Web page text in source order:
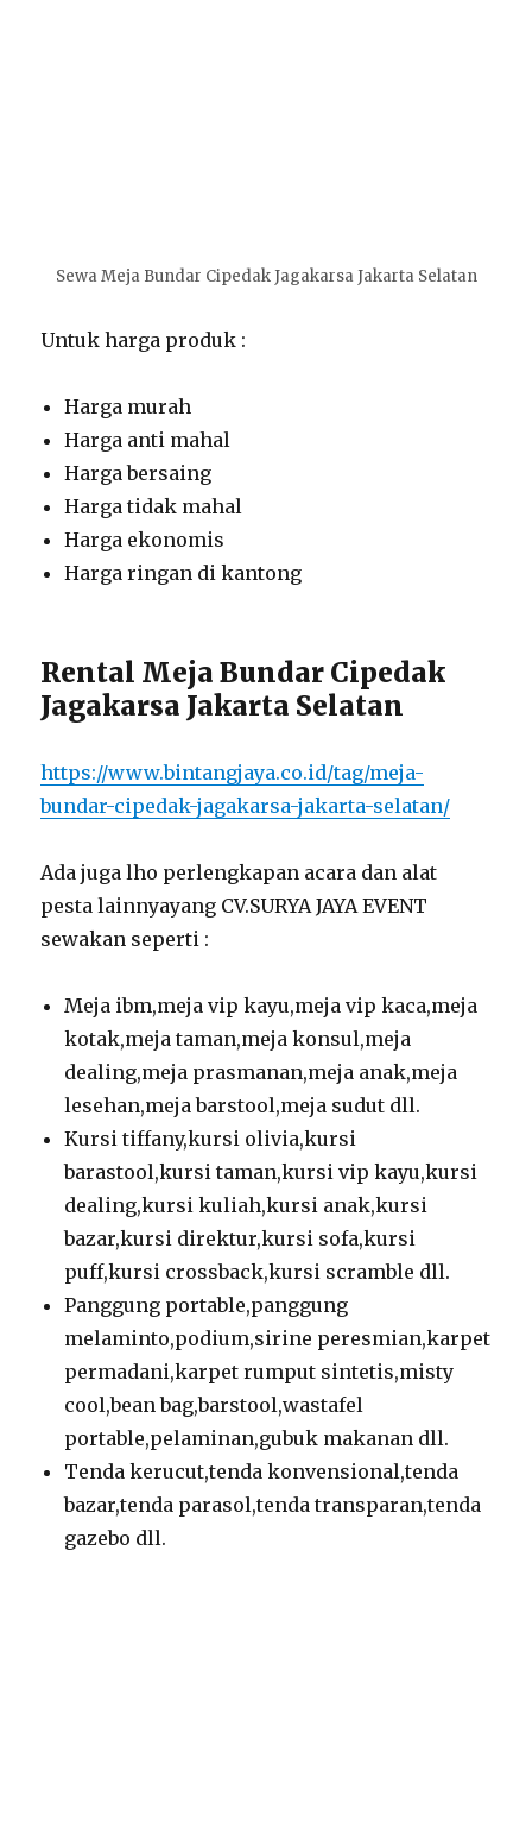
Sewa Meja Bundar Cipedak Jagakarsa Jakarta Selatan
Untuk harga produk :
Harga murah
Harga anti mahal
Harga bersaing
Harga tidak mahal
Harga ekonomis
Harga ringan di kantong
Rental Meja Bundar Cipedak
Jagakarsa Jakarta Selatan
https://www.bintangjaya.co.id/tag/meja-
bundar-cipedak-jagakarsa-jakarta-selatan/
Ada juga lho perlengkapan acara dan alat
pesta lainnyayang CV.SURYA JAYA EVENT
sewakan seperti :
Meja ibm,meja vip kayu,meja vip kaca,meja
kotak,meja taman,meja konsul,meja
dealing,meja prasmanan,meja anak,meja
lesehan,meja barstool,meja sudut dll.
Kursi tiffany,kursi olivia,kursi
barastool,kursi taman,kursi vip kayu,kursi
dealing,kursi kuliah,kursi anak,kursi
bazar,kursi direktur,kursi sofa,kursi
puff,kursi crossback,kursi scramble dll.
Panggung portable,panggung
melaminto,podium,sirine peresmian,karpet
permadani,karpet rumput sintetis,misty
cool,bean bag,barstool,wastafel
portable,pelaminan,gubuk makanan dll.
Tenda kerucut,tenda konvensional,tenda
bazar,tenda parasol,tenda transparan,tenda
gazebo dll.